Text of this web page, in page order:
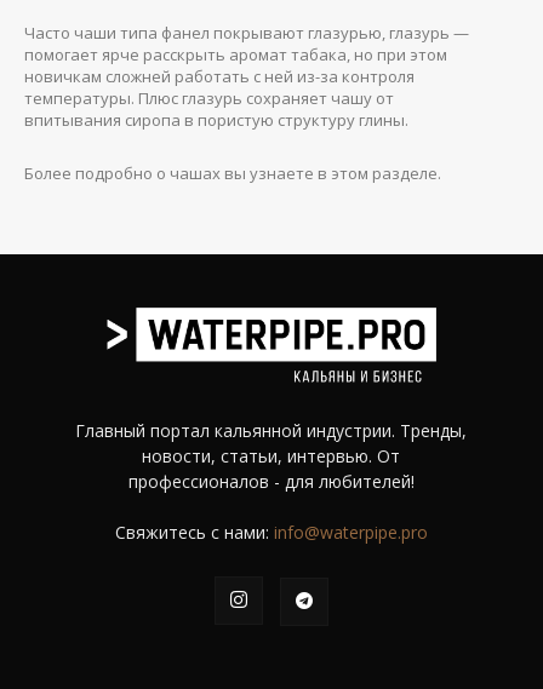
Часто чаши типа фанел покрывают глазурью, глазурь —
помогает ярче расскрыть аромат табака, но при этом
новичкам сложней работать с ней из-за контроля
температуры. Плюс глазурь сохраняет чашу от
впитывания сиропа в пористую структуру глины.
Более подробно о чашах вы узнаете в этом разделе.
Главный портал кальянной индустрии. Тренды,
новости, статьи, интервью. От
профессионалов - для любителей!
Свяжитесь с нами: info@waterpipe.pro